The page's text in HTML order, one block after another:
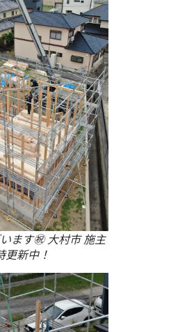
ます㊗ 大村市 施主
新中！